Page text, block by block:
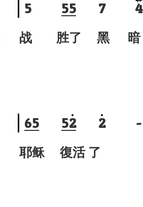
5 55 7 4
战 胜了 黑 暗
65 52 2 -
耶稣 復活 了